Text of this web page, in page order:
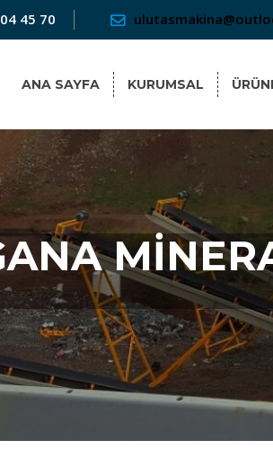
45 70
ANA SAYFA KURUMSAL